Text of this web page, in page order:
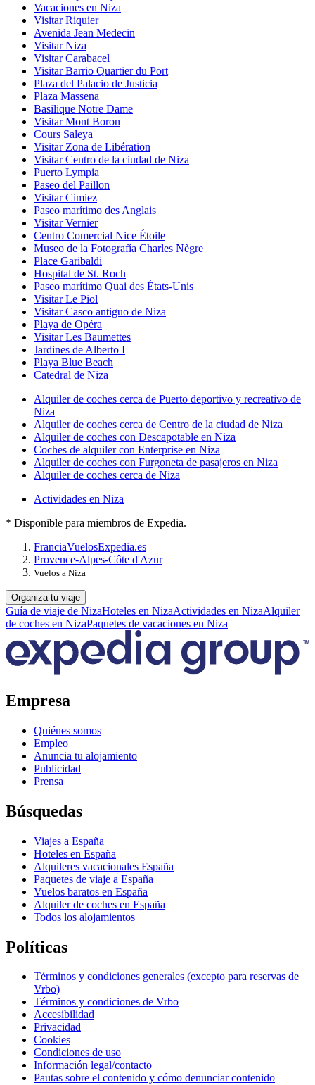
Vacaciones en Niza
Visitar Riquier
Avenida Jean Medecin
Visitar Niza
Visitar Carabacel
Visitar Barrio Quartier du Port
Plaza del Palacio de Justicia
Plaza Massena
Basilique Notre Dame
Visitar Mont Boron
Cours Saleya
Visitar Zona de Libération
Visitar Centro de la ciudad de Niza
Puerto Lympia
Paseo del Paillon
Visitar Cimiez
Paseo marítimo des Anglais
Visitar Vernier
Centro Comercial Nice Étoile
Museo de la Fotografía Charles Nègre
Place Garibaldi
Hospital de St. Roch
Paseo marítimo Quai des États-Unis
Visitar Le Piol
Visitar Casco antiguo de Niza
Playa de Opéra
Visitar Les Baumettes
Jardines de Alberto I
Playa Blue Beach
Catedral de Niza
Alquiler de coches cerca de Puerto deportivo y recreativo de
Niza
Alquiler de coches cerca de Centro de la ciudad de Niza
Alquiler de coches con Descapotable en Niza
Coches de alquiler con Enterprise en Niza
Alquiler de coches con Furgoneta de pasajeros en Niza
Alquiler de coches cerca de Niza
Actividades en Niza
* Disponible para miembros de Expedia.
FranciaVuelosExpedia.es
Provence-Alpes-Côte d'Azur
Vuelos a Niza
Organiza tu viaje
Guía de viaje de NizaHoteles en NizaActividades en NizaAlquiler
de coches en NizaPaquetes de vacaciones en Niza
Empresa
Quiénes somos
Empleo
Anuncia tu alojamiento
Publicidad
Prensa
Búsquedas
Viajes a España
Hoteles en España
Alquileres vacacionales España
Paquetes de viaje a España
Vuelos baratos en España
Alquiler de coches en España
Todos los alojamientos
Políticas
Términos y condiciones generales (excepto para reservas de
Vrbo)
Términos y condiciones de Vrbo
Accesibilidad
Privacidad
Cookies
Condiciones de uso
Información legal/contacto
Pautas sobre el contenido y cómo denunciar contenido